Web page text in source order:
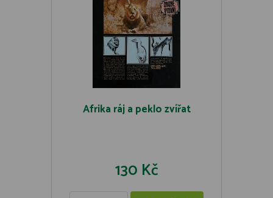
Afrika ráj a peklo zvířat
130 Kč